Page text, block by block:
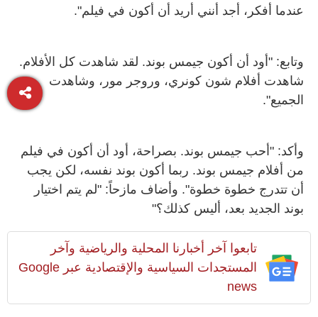
عندما أفكر، أجد أنني أريد أن أكون في فيلم".
وتابع: "أود أن أكون جيمس بوند. لقد شاهدت كل الأفلام.
شاهدت أفلام شون كونري، وروجر مور، وشاهدت
الجميع".
وأكد: "أحب جيمس بوند. بصراحة، أود أن أكون في فيلم
من أفلام جيمس بوند. ربما أكون بوند نفسه، لكن يجب
أن تتدرج خطوة خطوة". وأضاف مازحاً: "لم يتم اختيار
بوند الجديد بعد، أليس كذلك؟"
تابعوا آخر أخبارنا المحلية والرياضية وآخر
المستجدات السياسية والإقتصادية عبر Google
news